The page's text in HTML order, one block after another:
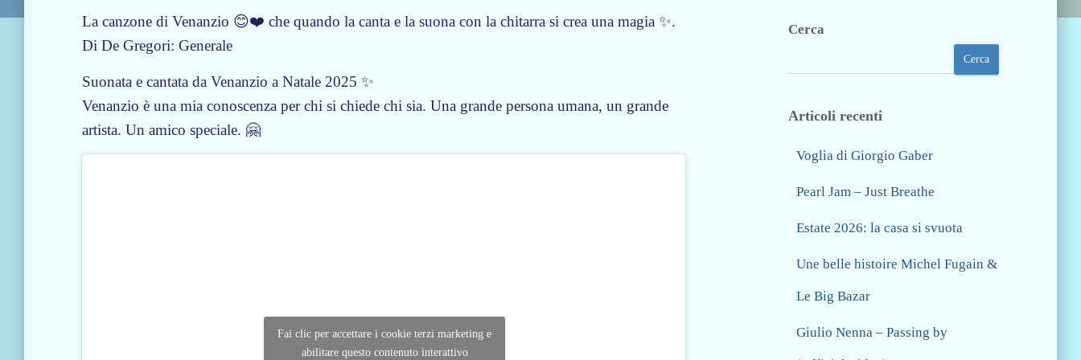
La canzone di Venanzio 😊❤️ che quando la canta e la suona con la chitarra si crea una magia ✨.
Di De Gregori: Generale
Suonata e cantata da Venanzio a Natale 2025 ✨
Venanzio è una mia conoscenza per chi si chiede chi sia. Una grande persona umana, un grande
artista. Un amico speciale. 🤗
Fai clic per accettare i cookie terzi marketing e
abilitare questo contenuto interattivo
Cerca
Cerca
Articoli recenti
Voglia di Giorgio Gaber
Pearl Jam – Just Breathe
Estate 2026: la casa si svuota
Une belle histoire Michel Fugain &
Le Big Bazar
Giulio Nenna – Passing by